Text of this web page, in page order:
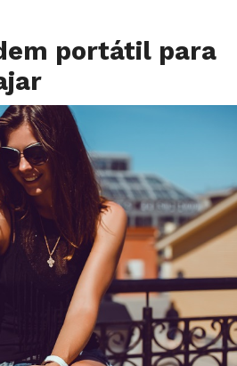
portátil para